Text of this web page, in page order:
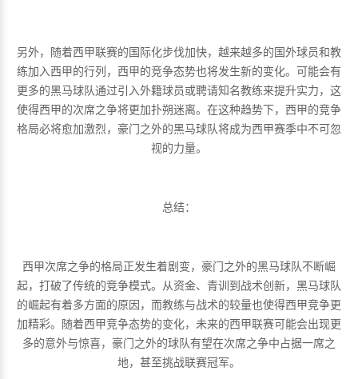
另外，随着西甲联赛的国际化步伐加快，越来越多的国外球员和教
练加入西甲的行列，西甲的竞争态势也将发生新的变化。可能会有
更多的黑马球队通过引入外籍球员或聘请知名教练来提升实力，这
使得西甲的次席之争将更加扑朔迷离。在这种趋势下，西甲的竞争
格局必将愈加激烈，豪门之外的黑马球队将成为西甲赛季中不可忽
视的力量。
总结：
西甲次席之争的格局正发生着剧变，豪门之外的黑马球队不断崛
起，打破了传统的竞争模式。从资金、青训到战术创新，黑马球队
的崛起有着多方面的原因，而教练与战术的较量也使得西甲竞争更
加精彩。随着西甲竞争态势的变化，未来的西甲联赛可能会出现更
多的意外与惊喜，豪门之外的球队有望在次席之争中占据一席之
地，甚至挑战联赛冠军。